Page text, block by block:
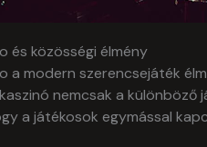
és közösségi élmény
a modern szerencsejáték
nemcsak a
a játékosok egymással